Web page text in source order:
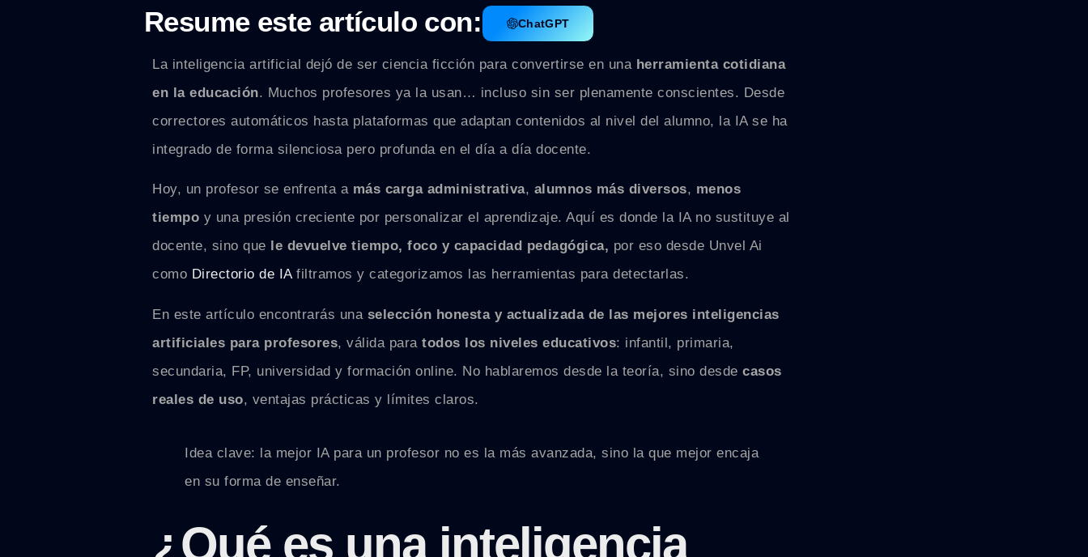
Resume este artículo con: ChatGPT
La inteligencia artificial dejó de ser ciencia ficción para convertirse en una herramienta cotidiana
en la educación. Muchos profesores ya la usan… incluso sin ser plenamente conscientes. Desde
correctores automáticos hasta plataformas que adaptan contenidos al nivel del alumno, la IA se ha
integrado de forma silenciosa pero profunda en el día a día docente.
Hoy, un profesor se enfrenta a más carga administrativa, alumnos más diversos, menos
tiempo y una presión creciente por personalizar el aprendizaje. Aquí es donde la IA no sustituye al
docente, sino que
le devuelve tiempo, foco y capacidad pedagógica, por eso desde Unvel Ai
como Directorio de IAfiltramos y categorizamos las herramientas para detectarlas.
En este artículo encontrarás una selección honesta y actualizada de las mejores inteligencias
artificiales para profesores, válida paratodos los niveles educativos: infantil, primaria,
secundaria, FP, universidad y formación online. No hablaremos desde la teoría, sino desdecasos
reales de uso, ventajas prácticas y límites claros.
Idea clave: la mejor IA para un profesor no es la más avanzada, sino la que mejor encaja
en su forma de enseñar.
¿Qué es una inteligencia